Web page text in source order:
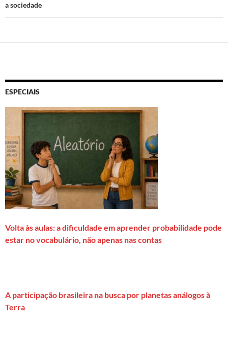
a sociedade
ESPECIAIS
Volta às aulas: a dificuldade em aprender probabilidade pode
estar no vocabulário, não apenas nas contas
A participação brasileira na busca por planetas análogos à
Terra